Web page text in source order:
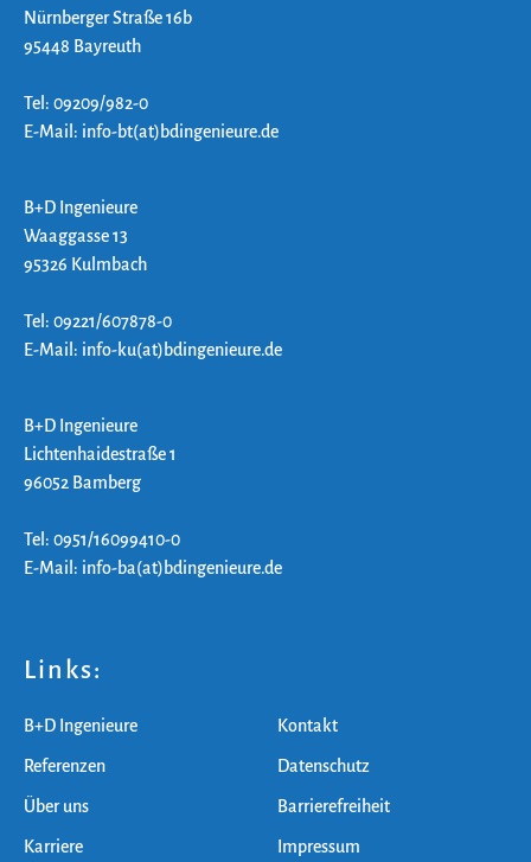
Nürnberger Straße 16b
95448 Bayreuth
Tel: 09209/982-0
E-Mail: info-bt(at)bdingenieure.de
B+D Ingenieure
Waaggasse 13
95326 Kulmbach
Tel: 09221/607878-0
E-Mail: info-ku(at)bdingenieure.de
B+D Ingenieure
Lichtenhaidestraße 1
96052 Bamberg
Tel: 0951/16099410-0
E-Mail: info-ba(at)bdingenieure.de
Links:
B+D Ingenieure
Referenzen
Über uns
Karriere
Kontakt
Datenschutz
Barrierefreiheit
Impressum